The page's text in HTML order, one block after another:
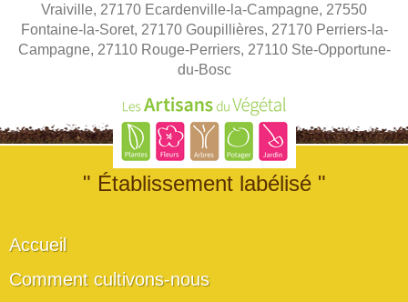
Vraiville, 27170 Ecardenville-la-Campagne, 27550
Fontaine-la-Soret, 27170 Goupillières, 27170 Perriers-la-
Campagne, 27110 Rouge-Perriers, 27110 Ste-Opportune-
du-Bosc
" Établissement labélisé "
Accueil
Comment cultivons-nous